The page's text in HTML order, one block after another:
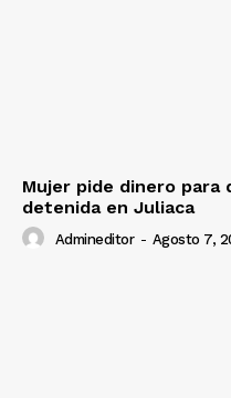
Mujer pide dinero para
detenida en Juliaca
Admineditor - Agosto 7,